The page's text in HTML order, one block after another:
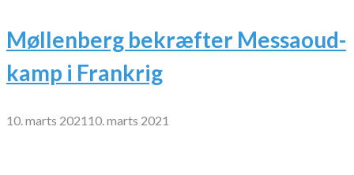
Møllenberg bekræfter Messaoud-
kamp i Frankrig
10. marts 2021 10. marts 2021